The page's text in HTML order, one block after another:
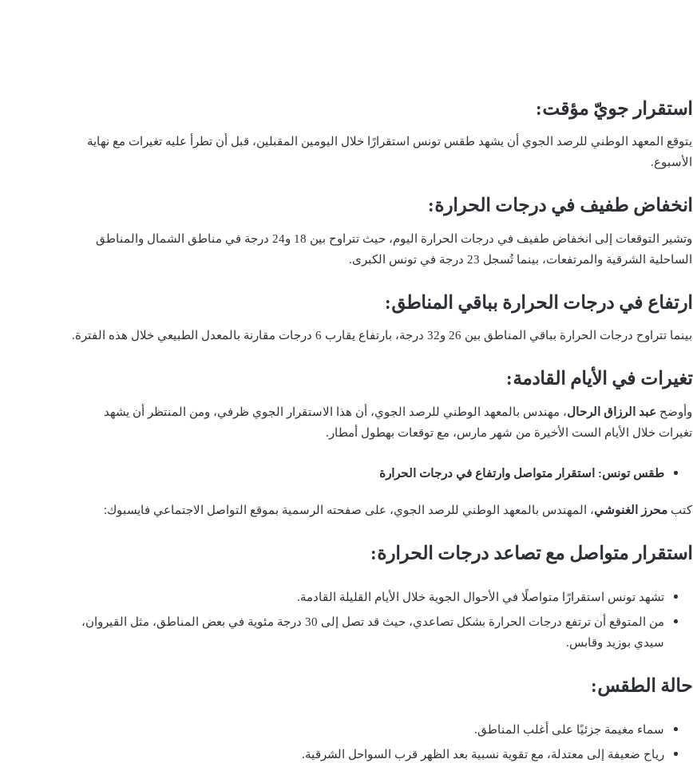
استقرار جويّ مؤقت:
يتوقع المعهد الوطني للرصد الجوي أن يشهد طقس تونس استقرارًا خلال اليومين المقبلين، قبل أن تطرأ عليه تغيرات مع نهاية
الأسبوع.
انخفاض طفيف في درجات الحرارة:
وتشير التوقعات إلى انخفاض طفيف في درجات الحرارة اليوم، حيث تتراوح بين 18 و24 درجة في مناطق الشمال والمناطق
الساحلية الشرقية والمرتفعات، بينما تُسجل 23 درجة في تونس الكبرى.
ارتفاع في درجات الحرارة بباقي المناطق:
بينما تتراوح درجات الحرارة بباقي المناطق بين 26 و32 درجة، بارتفاع يقارب 6 درجات مقارنة بالمعدل الطبيعي خلال هذه الفترة.
تغيرات في الأيام القادمة:
وأوضح عبد الرزاق الرحال، مهندس بالمعهد الوطني للرصد الجوي، أن هذا الاستقرار الجوي ظرفي، ومن المنتظر أن يشهد
تغيرات خلال الأيام الست الأخيرة من شهر مارس، مع توقعات بهطول أمطار.
طقس تونس: استقرار متواصل وارتفاع في درجات الحرارة
كتب محرز الغنوشي، المهندس بالمعهد الوطني للرصد الجوي، على صفحته الرسمية بموقع التواصل الاجتماعي فايسبوك:
استقرار متواصل مع تصاعد درجات الحرارة:
تشهد تونس استقرارًا متواصلًا في الأحوال الجوية خلال الأيام القليلة القادمة.
من المتوقع أن ترتفع درجات الحرارة بشكل تصاعدي، حيث قد تصل إلى 30 درجة مئوية في بعض المناطق، مثل القيروان،
سيدي بوزيد وقابس.
حالة الطقس:
سماء مغيمة جزئيًا على أغلب المناطق.
رياح ضعيفة إلى معتدلة، مع تقوية نسبية بعد الظهر قرب السواحل الشرقية.